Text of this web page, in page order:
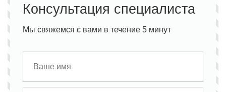
Консультация специалиста
Мы свяжемся с вами в течение 5 минут